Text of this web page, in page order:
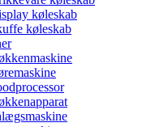
køleskab
køleskab